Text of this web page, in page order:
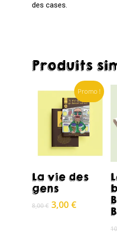
des cases.
Produits
Promo !
Acheter
La vie des
gens
8,00€ Le
3,00 €Le